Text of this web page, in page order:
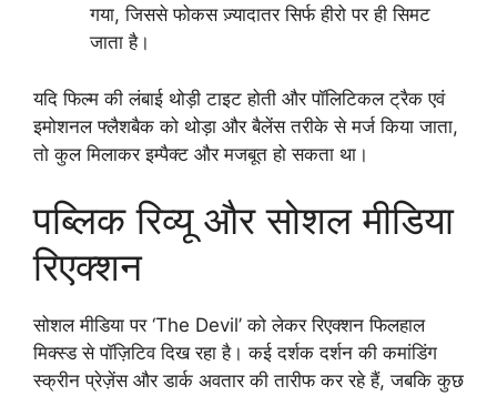
गया, जिससे फोकस ज़्यादातर सिर्फ हीरो पर ही सिमट
जाता है।
यदि फिल्म की लंबाई थोड़ी टाइट होती और पॉलिटिकल ट्रैक एवं
इमोशनल फ्लैशबैक को थोड़ा और बैलेंस तरीके से मर्ज किया जाता,
तो कुल मिलाकर इम्पैक्ट और मजबूत हो सकता था।
पब्लिक रिव्यू और सोशल मीडिया
रिएक्शन
सोशल मीडिया पर ‘The Devil’ को लेकर रिएक्शन फिलहाल
मिक्स्ड से पॉज़िटिव दिख रहा है। कई दर्शक दर्शन की कमांडिंग
स्क्रीन प्रेज़ेंस और डार्क अवतार की तारीफ कर रहे हैं, जबकि कुछ